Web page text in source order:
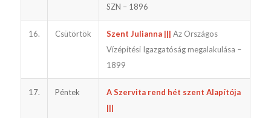
SZN – 1896
16. Csütörtök Szent Julianna ||| Az Országos
Vízépítési Igazgatóság megalakulása –
1899
17. Péntek
A Szervita rend hét szent Alapítója
|||